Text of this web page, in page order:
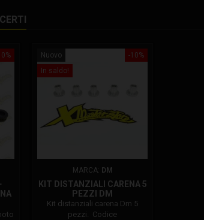
-10%
Nuovo
In saldo!
MARCA: DM
KIT DISTANZIALI CARENA 5
PEZZI DM
Kit distanziali carena Dm 5
pezzi. Codice